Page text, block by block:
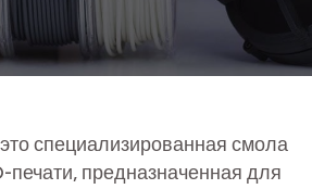
специализированная смола
предназначенная для